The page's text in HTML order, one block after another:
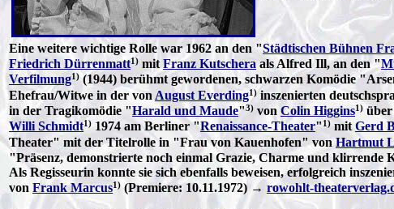
Eine weitere wichtige Rolle war 1962 an den "Städtischen Bühnen
Friedrich Dürrenmatt1) mit Franz Kutschera als Alfred Ill, an den "
Verfilmung1)(1944) berühmt gewordenen, schwarzen Komödie
Ehefrau/Witwe in der von August Everding1) inszenierten
in der Tragikomödie "Harald und Maude"3) von Colin Higgins1) über
Willi Schmidt1) 1974 am Berliner "Renaissance-Theater" 1) mitGerd
Theater" mit der Titelrolle in "Frau von Kauenhofen" von Hartmut
"Präsenz, demonstrierte noch einmal Grazie, Charme und
Als Regisseurin konnte sie sich ebenfalls beweisen, erfolgreich
von Frank Marcus1) (Premiere: 10.11.1972) → rowohlt-